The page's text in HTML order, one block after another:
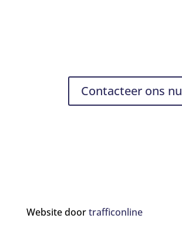
Contacteer ons nu
Website doortrafficonline